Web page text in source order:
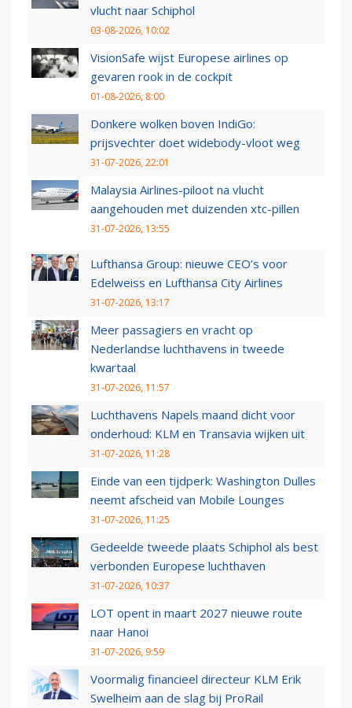
vlucht naar Schiphol
03-08-2026, 10:02
VisionSafe wijst Europese airlines op
gevaren rook in de cockpit
01-08-2026, 8:00
Donkere wolken boven IndiGo:
prijsvechter doet widebody-vloot weg
31-07-2026, 22:01
Malaysia Airlines-piloot na vlucht
aangehouden met duizenden xtc-pillen
31-07-2026, 13:55
Lufthansa Group: nieuwe CEO’s voor
Edelweiss en Lufthansa City Airlines
31-07-2026, 13:17
Meer passagiers en vracht op
Nederlandse luchthavens in tweede
kwartaal
31-07-2026, 11:57
Luchthavens Napels maand dicht voor
onderhoud: KLM en Transavia wijken uit
31-07-2026, 11:28
Einde van een tijdperk: Washington Dulles
neemt afscheid van Mobile Lounges
31-07-2026, 11:25
Gedeelde tweede plaats Schiphol als best
verbonden Europese luchthaven
31-07-2026, 10:37
LOT opent in maart 2027 nieuwe route
naar Hanoi
31-07-2026, 9:59
Voormalig financieel directeur KLM Erik
Swelheim aan de slag bij ProRail